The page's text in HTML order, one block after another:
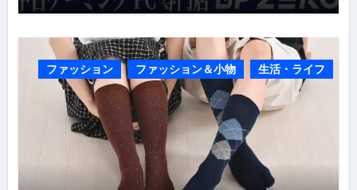
ファッション ファッション＆小物 生活・ライフ